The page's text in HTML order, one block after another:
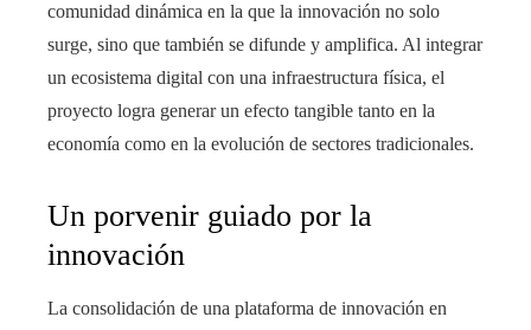
comunidad dinámica en la que la innovación no solo
surge, sino que también se difunde y amplifica. Al integrar
un ecosistema digital con una infraestructura física, el
proyecto logra generar un efecto tangible tanto en la
economía como en la evolución de sectores tradicionales.
Un porvenir guiado por la
innovación
La consolidación de una plataforma de innovación en